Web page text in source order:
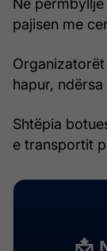
Në
pajisen me
hapur,
Shtëpia
e transportit